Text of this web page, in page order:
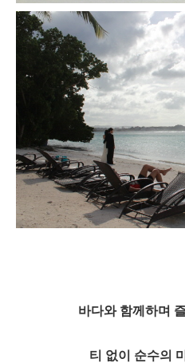
바다와 함께하며
티 없이 순수의